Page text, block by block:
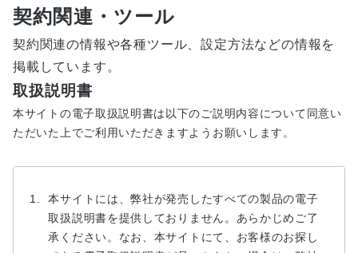
契約関連・ツール
契約関連の情報や各種ツール、設定方法などの情報を
掲載しています。
取扱説明書
本サイトの電子取扱説明書は以下のご説明内容について同意い
ただいた上でご利用いただきますようお願いします。
本サイトには、弊社が発売したすべての製品の電子
取扱説明書を提供しておりません。あらかじめご了
承ください。なお、本サイトにて、お客様のお探し